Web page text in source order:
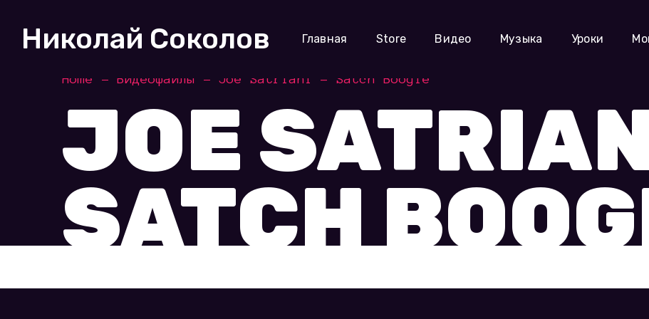
Николай Соколов Главная Store Видео Музыка Уроки
Home Видеофайлы Joe Satriani – Satch Boogie
JOE
SATCH